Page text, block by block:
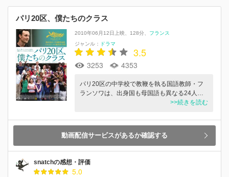
パリ20区、僕たちのクラス
2010年06月12日上映 128分
フランス
ジャンル：
ドラマ
3.5
3253 4353
パリ20区の中学校で教鞭を執る国語教師・フ
ランソワは、出身国も母国語も異なる24人…
>>続きを読む
動画配信サービスがあるか確認する
snatchの感想・評価
5.0